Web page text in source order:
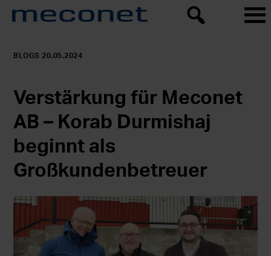
BLOGS 20.05.2024
Verstärkung für Meconet
AB – Korab Durmishaj
beginnt als
Großkundenbetreuer